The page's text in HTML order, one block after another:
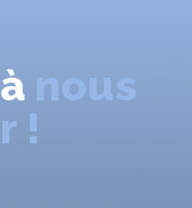
nous
!